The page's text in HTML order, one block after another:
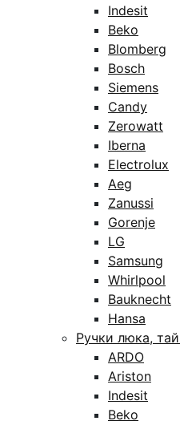
Indesit
Beko
Blomberg
Bosch
Siemens
Candy
Zerowatt
Iberna
Electrolux
Aeg
Zanussi
Gorenje
LG
Samsung
Whirlpool
Bauknecht
Hansa
Ручки люка,
ARDO
Ariston
Indesit
Beko